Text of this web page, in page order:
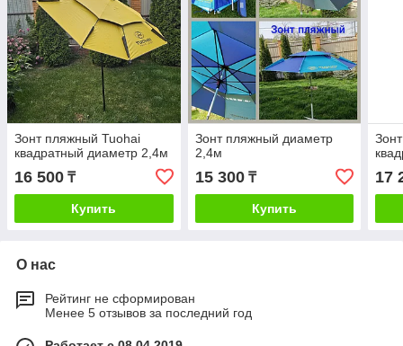
Зонт пляжный Tuohai
квадратный диаметр 2,4м
16 500 ₸
Купить
Зонт пляжный диаметр
2,4м
15 300₸
Купить
17
О нас
Рейтинг не сформирован
Менее 5 отзывов за последний год